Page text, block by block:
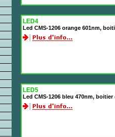
LED4
Led CMS-1206 orange 601nm,
LED5
Led CMS-1206 bleu 470nm,